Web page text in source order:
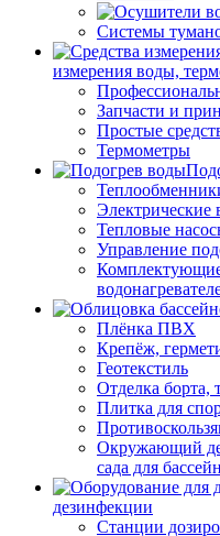
Системы
измерения воды,
Запчасти и
Простые
Термометры
Электрические
Тепловые
Управление
Плёнка ПВХ
Крепёж,
Геотекстиль
Отделка борта,
Плитка для
Окружающий
сада для
дезинфекции
Станции